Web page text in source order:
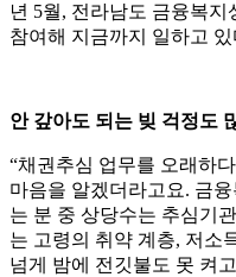
년 5월, 전라남도 금융복
참여해 지금까지 일하고 있
안 갚아도 되는 빚 걱정도
“채권추심 업무를 오래하
마음을 알겠더라고요. 금
는 분 중 상당수는 추심기
는 고령의 취약 계층, 저소
넘게 밤에 전깃불도 못 켜